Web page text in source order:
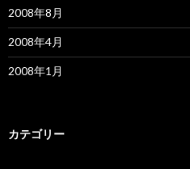
2008年8月
2008年4月
2008年1月
カテゴリー